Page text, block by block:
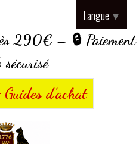
290€ – 🔒 Paiement
d’achat
Langue ▼